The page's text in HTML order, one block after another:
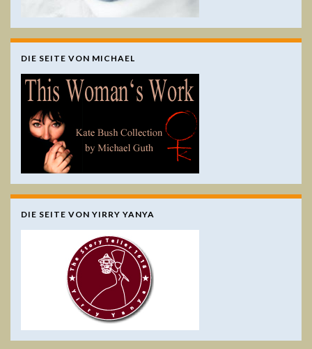
DIE SEITE VON MICHAEL
DIE SEITE VON YIRRY YANYA